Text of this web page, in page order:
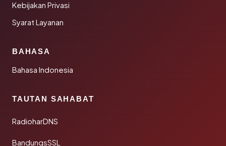
Kebijakan Privasi
Syarat Layanan
BAHASA
Bahasa Indonesia
TAUTAN SAHABAT
RadioharDNS
BandungsSSL